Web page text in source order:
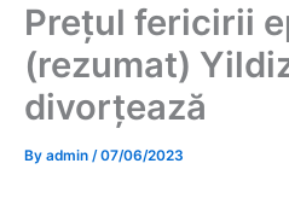
Prețul fericirii
(rezumat)
divorțează
By admin /07/06/2023